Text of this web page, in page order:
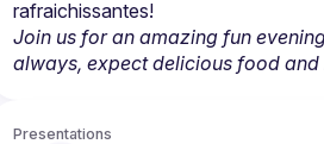
rafraichissantes!
Join us for an amazing fun
always, expect delicious food
Presentations